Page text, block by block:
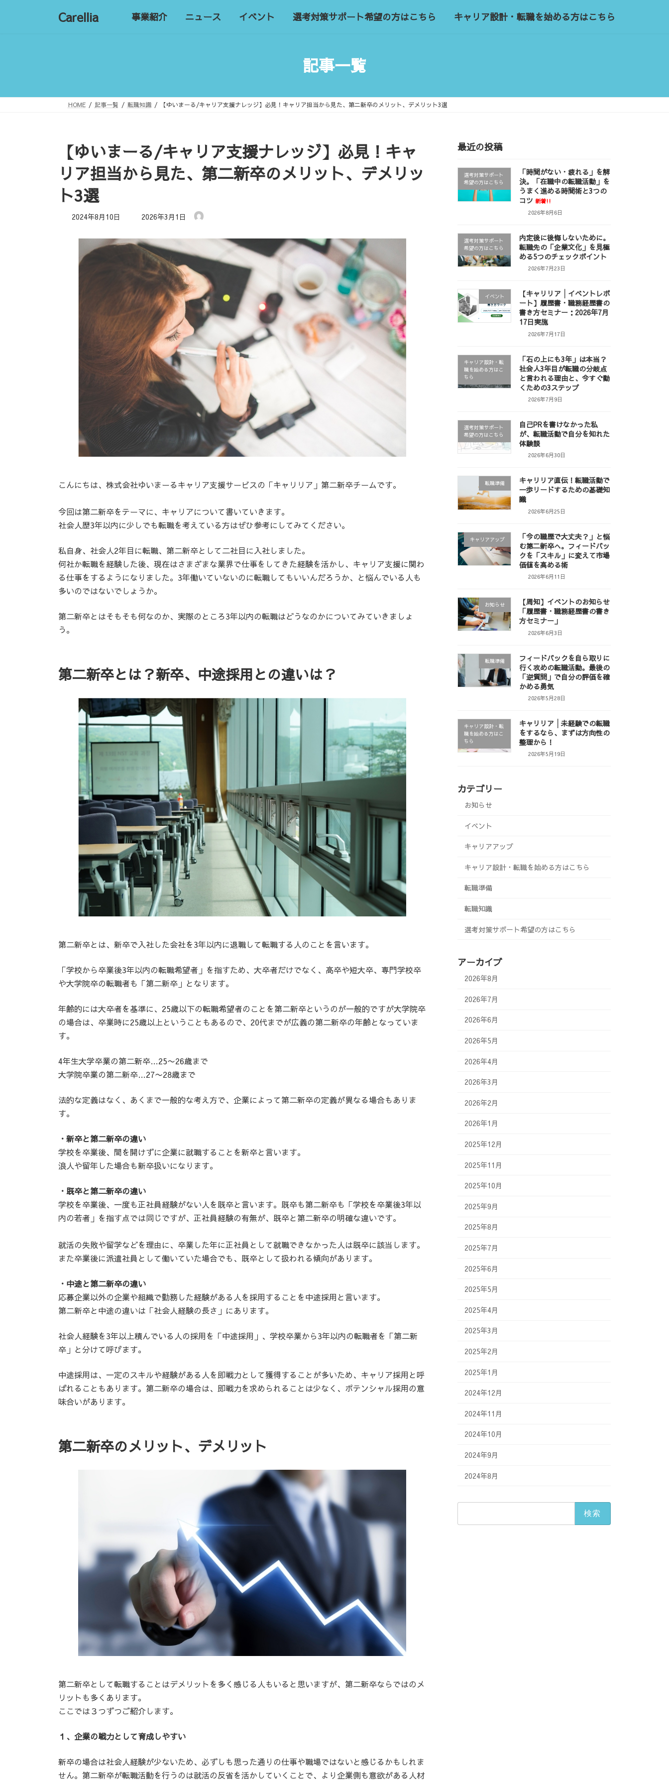
ッ
移
Carellia 事業紹介 ニュース イベント 選考対策サポート希望の方はこちら キャリア設計・転職を始める方はこちら
記事一覧
HOME 記事一覧 転職知識 【ゆいまーる/キャリア支援ナレッジ】必見！キャリア担当から見た、第二新卒のメリット、デメリット3選
【ゆいまーる/キャリア支援ナレッジ】必見！キャ
リア担当から見た、第二新卒のメリット、デメリッ
ト3選
2024年8月10日
最
新
日
時
2026年3月1日
こんにちは、株式会社ゆいまーるキャリア支援サービスの「キャリリア」第二新卒チームです。
今回は第二新卒をテーマに、キャリアについて書いていきます。
社会人歴3年以内に少しでも転職を考えている方はぜひ参考にしてみてください。
私自身、社会人2年目に転職、第二新卒として二社目に入社しました。
何社か転職を経験した後、現在はさまざまな業界で仕事をしてきた経験を活かし、キャリア支援に関わ
る仕事をするようになりました。3年働いていないのに転職してもいいんだろうか、と悩んでいる人も
多いのではないでしょうか。
第二新卒とはそもそも何なのか、実際のところ3年以内の転職はどうなのかについてみていきましょ
う。
第二新卒とは？新卒、中途採用との違いは？
第二新卒とは、新卒で入社した会社を3年以内に退職して転職する人のことを言います。
「学校から卒業後3年以内の転職希望者」を指すため、大卒者だけでなく、高卒や短大卒、専門学校卒
や大学院卒の転職者も「第二新卒」となります。
年齢的には大卒者を基準に、25歳以下の転職希望者のことを第二新卒というのが一般的ですが大学院卒
の場合は、卒業時に25歳以上ということもあるので、20代までが広義の第二新卒の年齢となっていま
す。
4年生大学卒業の第二新卒…25〜26歳まで
大学院卒業の第二新卒…27〜28歳まで
法的な定義はなく、あくまで一般的な考え方で、企業によって第二新卒の定義が異なる場合もありま
す。
・新卒と第二新卒の違い
学校を卒業後、間を開けずに企業に就職することを新卒と言います。
浪人や留年した場合も新卒扱いになります。
・既卒と第二新卒の違い
学校を卒業後、一度も正社員経験がない人を既卒と言います。既卒も第二新卒も「学校を卒業後3年以
内の若者」を指す点では同じですが、正社員経験の有無が、既卒と第二新卒の明確な違いです。
就活の失敗や留学などを理由に、卒業した年に正社員として就職できなかった人は既卒に該当します。
また卒業後に派遣社員として働いていた場合でも、既卒として扱われる傾向があります。
・中途と第二新卒の違い
応募企業以外の企業や組織で勤務した経験がある人を採用することを中途採用と言います。
第二新卒と中途の違いは「社会人経験の長さ」にあります。
社会人経験を3年以上積んでいる人の採用を「中途採用」、学校卒業から3年以内の転職者を「第二新
卒」と分けて呼びます。
中途採用は、一定のスキルや経験がある人を即戦力として獲得することが多いため、キャリア採用と呼
ばれることもあります。第二新卒の場合は、即戦力を求められることは少なく、ポテンシャル採用の意
味合いがあります。
第二新卒のメリット、デメリット
第二新卒として転職することはデメリットを多く感じる人もいると思いますが、第二新卒ならではのメ
リットも多くあります。
ここでは３つずつご紹介します。
１、企業の戦力として育成しやすい
新卒の場合は社会人経験が少ないため、必ずしも思った通りの仕事や職場ではないと感じるかもしれま
せん。第二新卒が転職活動を行うのは就活の反省を活かしていくことで、より企業側も意欲がある人材
最近の投稿
選考対策サポート
希望の方はこちら
「時間がない・疲れる」を解
決。「在職中の転職活動」を
うまく進める時間術と3つの
コツ 新着!!
2026年8月6日
選考対策サポート
希望の方はこちら
内定後に後悔しないために。
転職先の「企業文化」を見極
める5つのチェックポイント
2026年7月23日
イベント
【キャリリア│イベントレポ
ート】履歴書・職務経歴書の
書き方セミナー：2026年7月
17日実施
2026年7月17日
キャリア設計・転
職を始める方はこ
ちら
「石の上にも3年」は本当？
社会人3年目が転職の分岐点
と言われる理由と、今すぐ動
くための3ステップ
2026年7月9日
選考対策サポート
希望の方はこちら
自己PRを書けなかった私
が、転職活動で自分を知れた
体験談
2026年6月30日
転職準備
キャリリア直伝！転職活動で
一歩リードするための基礎知
識
2026年6月25日
キャリアアップ
「今の職歴で大丈夫？」と悩
む第二新卒へ。フィードバッ
クを「スキル」に変えて市場
価値を高める術
2026年6月11日
お知らせ
【周知】イベントのお知らせ
「履歴書・職務経歴書の書き
方セミナー」
2026年6月3日
転職準備
フィードバックを自ら取りに
行く攻めの転職活動。最後の
「逆質問」で自分の評価を確
かめる勇気
2026年5月28日
キャリア設計・転
職を始める方はこ
ちら
キャリリア│未経験での転職
をするなら、まずは方向性の
整理から！
2026年5月19日
カテゴリー
お知らせ
イベント
キャリアアップ
キャリア設計・転職を始める方はこちら
転職準備
転職知識
選考対策サポート希望の方はこちら
アーカイブ
2026年8月
2026年7月
2026年6月
2026年5月
2026年4月
2026年3月
2026年2月
2026年1月
2025年12月
2025年11月
2025年10月
2025年9月
2025年8月
2025年7月
2025年6月
2025年5月
2025年4月
2025年3月
2025年2月
2025年1月
2024年12月
2024年11月
2024年10月
2024年9月
2024年8月